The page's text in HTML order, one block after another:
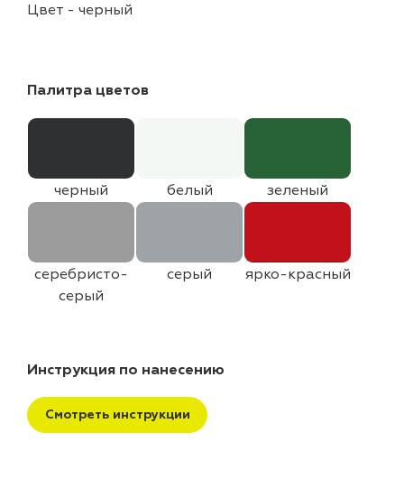
Цвет - черный
Палитра цветов
черный белый зеленый
серебристо-
серый
серый ярко-красный
Инструкция по нанесению
Смотреть инструкции